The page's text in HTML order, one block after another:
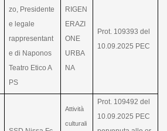
zo, Presidente
e legale
rappresentant
e di Naponos
Teatro Etico A
PS
RIGEN
ERAZI
ONE
URBA
NA
Prot. 109393 del
10.09.2025 PEC
Attività
culturali
Prot. 109492 del
10.09.2025 PEC